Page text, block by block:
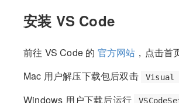
安装 VS Code
前往 VS Code 的 官方网站 ，点击
Mac 用户解压下载包后双击
Visual
Windows 用户下载后运行